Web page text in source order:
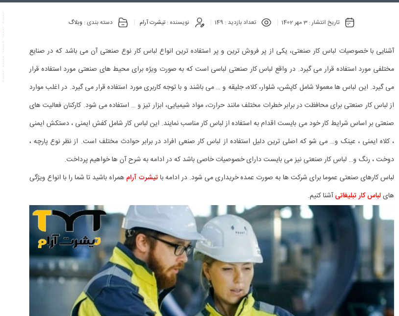
تاریخ انتشار : 3 مهر 1402 تعداد بازدید : 149 نویسنده : تیشرت آرام دسته بندی : وبلاگ
آشنایی با خصوصیات لباس کار صنعتی، یکی از پر فروش ترین و پر استفاده ترین انواع لباس کار نوع صنعتی آن می باشد که در صنایع
مختلفی مورد استفاده قرار می گیرد. در واقع لباس کار صنعتی لباسی است که به صورت ویژه برای محیط های صنعتی مورد استفاده قرار
می گیرد. این لباس ها معمولا شامل کاپشن، شلوار، کلاه، جلیقه و … می باشند و با توجه کاربری مورد استفاده قرار می گیرد. در اغلب موارد
از لباس کار صنعتی برای محافظت در برابر خطرات مختلف مانند حرارت، مواد شیمیایی، ابزار تیز و … استفاده می شود. کارکنان فعالیت های
صنعتی بر اساس شرایط کار خود می بایست اقدام به استفاده از لباس کار مناسب نمایند. این لباس کار شامل کفش ایمنی ، دستکش ایمنی
، کلاه ایمنی ، عینک و… می شو که اصلی ترین دلیل استفاده از لباس کار صنعی افراد در برابر حوادث مختلف است. از نظر نوع پارچه ،
دوخت ، رنگ و… لباس کار صنعتی نیز می بایست دارای خصوصیات خاصی باشد که در ادامه به شرح آن ها خواهیم پرداخت.
لباس کارهای صنعتی عموما برای شرکت ها به صورت عمده خریداری می شود. در ادامه باتیشرت آرامهمراه باشید تا شما را با انواع ویژگی
هایلباس کار تبلیغاتیآشنا کنیم.